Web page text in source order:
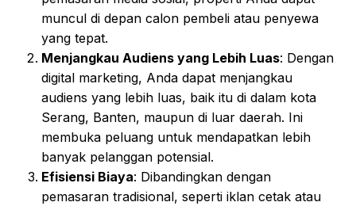
muncul di depan calon pembeli atau penyewa
yang tepat.
Menjangkau Audiens yang Lebih Luas: Dengan
digital marketing, Anda dapat menjangkau
audiens yang lebih luas, baik itu di dalam kota
Serang, Banten, maupun di luar daerah. Ini
membuka peluang untuk mendapatkan lebih
banyak pelanggan potensial.
Efisiensi Biaya: Dibandingkan dengan
pemasaran tradisional, seperti iklan cetak atau